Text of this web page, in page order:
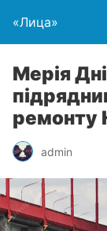
«Лица»
Мерія
ремонту
admin